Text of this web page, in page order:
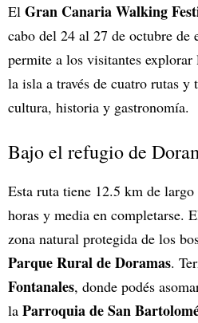
El Gran Canaria Walking
cabo del 24 al 27 de octubre de
permite a los visitantes explorar
la isla a través de cuatro rutas y
cultura, historia y gastronomía.
Bajo el refugio de
Esta ruta tiene 12.5 km de
horas y media en completarse.
zona natural protegida de los
Parque Rural de Doramas.
Fontanales, donde podés
la Parroquia de San